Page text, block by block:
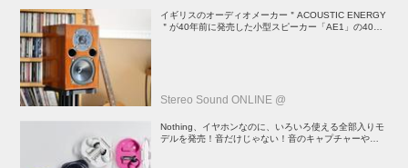
イギリスのオーディオメーカー＂ACOUSTIC ENERGY
＂が40年前に発売した小型スピーカー「AE1」の40周
Stereo Sound ONLINE @
Nothing、イヤホンなのに、いろいろ使える全部入りモ
デルを発売！音だけじゃない！音のキャプチャーや、会